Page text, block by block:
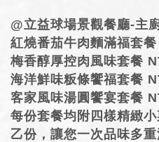
@立益球場景觀餐廳-主
紅燒番茄牛肉麵滿福套
梅香醇厚控肉風味套餐
海洋鮮味粄條饗福套餐
客家風味湯圓饗宴套餐
每份套餐均附四樣精緻
乙份，讓您一次品味多重